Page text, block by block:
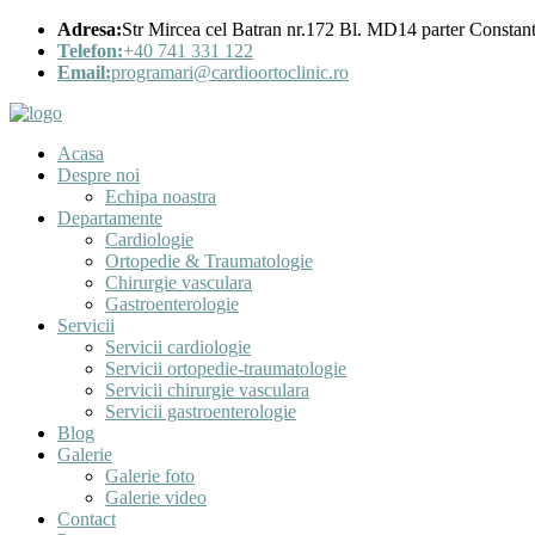
Adresa:Str Mircea cel Batran nr.172 Bl. MD14 parter
Telefon:+40 741 331 122
Email:programari@cardioortoclinic.ro
Acasa
Despre noi
Echipa noastra
Departamente
Cardiologie
Ortopedie & Traumatologie
Chirurgie vasculara
Gastroenterologie
Servicii
Servicii cardiologie
Servicii ortopedie-traumatologie
Servicii chirurgie vasculara
Servicii gastroenterologie
Blog
Galerie
Galerie foto
Galerie video
Contact